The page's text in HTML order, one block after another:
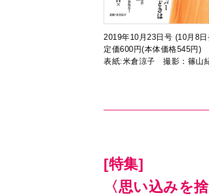
2019年10月23日号 (10月8
定価600円(本体価格545円)
表紙:米倉涼子 撮影：篠山
[特集]
〈思い込みを